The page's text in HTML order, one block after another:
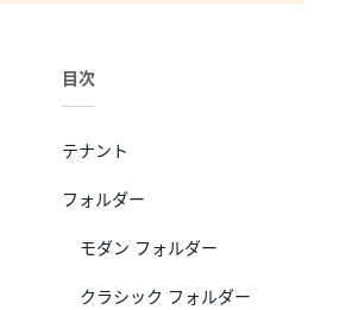
目次
テナント
フォルダー
モダン フォルダー
クラシック フォルダー